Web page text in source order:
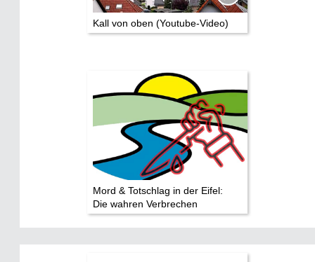
Kall von oben (Youtube-Video)
Mord & Totschlag in der Eifel:
Die wahren Verbrechen